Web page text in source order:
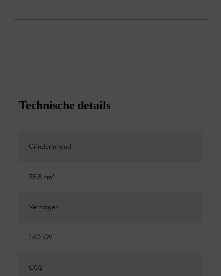
Technische details
Cilinderinhoud
35.8 cm³
Vermogen
1.60 kW
CO2